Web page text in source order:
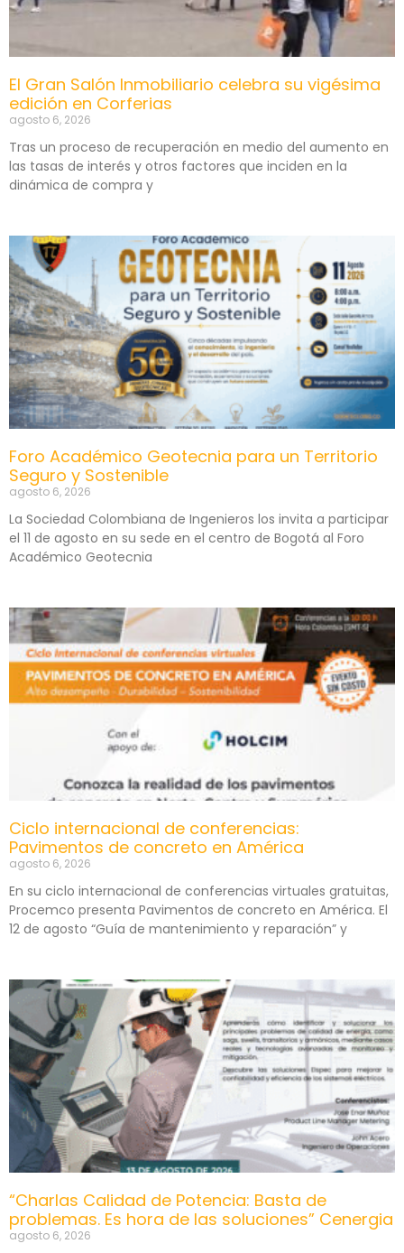
El Gran Salón Inmobiliario celebra su vigésima
edición en Corferias
agosto 6, 2026
Tras un proceso de recuperación en medio del aumento en
las tasas de interés y otros factores que inciden en la
dinámica de compra y
Foro Académico Geotecnia para un Territorio
Seguro y Sostenible
agosto 6, 2026
La Sociedad Colombiana de Ingenieros los invita a participar
el 11 de agosto en su sede en el centro de Bogotá al Foro
Académico Geotecnia
Ciclo internacional de conferencias:
Pavimentos de concreto en América
agosto 6, 2026
En su ciclo internacional de conferencias virtuales gratuitas,
Procemco presenta Pavimentos de concreto en América. El
12 de agosto “Guía de mantenimiento y reparación” y
“Charlas Calidad de Potencia: Basta de
problemas. Es hora de las soluciones” Cenergia
agosto 6, 2026